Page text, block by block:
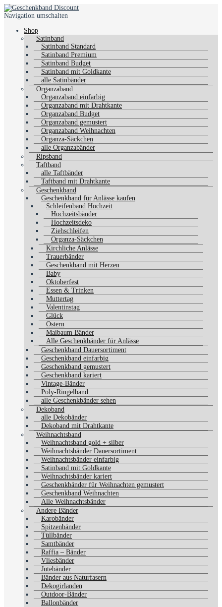
Navigation umschalten
Shop
Satinband
Satinband Standard
Satinband Premium
Satinband Budget
Satinband mit Goldkante
alle Satinbänder
Organzaband
Organzaband einfarbig
Organzaband mit Drahtkante
Organzaband Budget
Organzaband gemustert
Organzaband Weihnachten
Organza-Säckchen
alle Organzabänder
Ripsband
Taftband
alle Taftbänder
Taftband mit Drahtkante
Geschenkband
Geschenkband für Anlässe kaufen
Schleifenband Hochzeit
Hochzeitsbänder
Hochzeitsdeko
Ziehschleifen
Organza-Säckchen
Kirchliche Anlässe
Trauerbänder
Geschenkband mit Herzen
Baby
Oktoberfest
Essen & Trinken
Muttertag
Valentinstag
Glück
Ostern
Maibaum Bänder
Alle Geschenkbänder für Anlässe
Geschenkband Dauersortiment
Geschenkband einfarbig
Geschenkband gemustert
Geschenkband kariert
Vintage-Bänder
Poly-Ringelband
alle Geschenkbänder sehen
Dekoband
alle Dekobänder
Dekoband mit Drahtkante
Weihnachtsband
Weihnachtsband gold + silber
Weihnachtsbänder Dauersortiment
Weihnachtsbänder einfarbig
Satinband mit Goldkante
Weihnachtsbänder kariert
Geschenkbänder für Weihnachten gemustert
Geschenkband Weihnachten
Alle Weihnachtsbänder
Andere Bänder
Karobänder
Spitzenbänder
Tüllbänder
Samtbänder
Raffia – Bänder
Vliesbänder
Jutebänder
Bänder aus Naturfasern
Dekogirlanden
Outdoor-Bänder
Ballonbänder